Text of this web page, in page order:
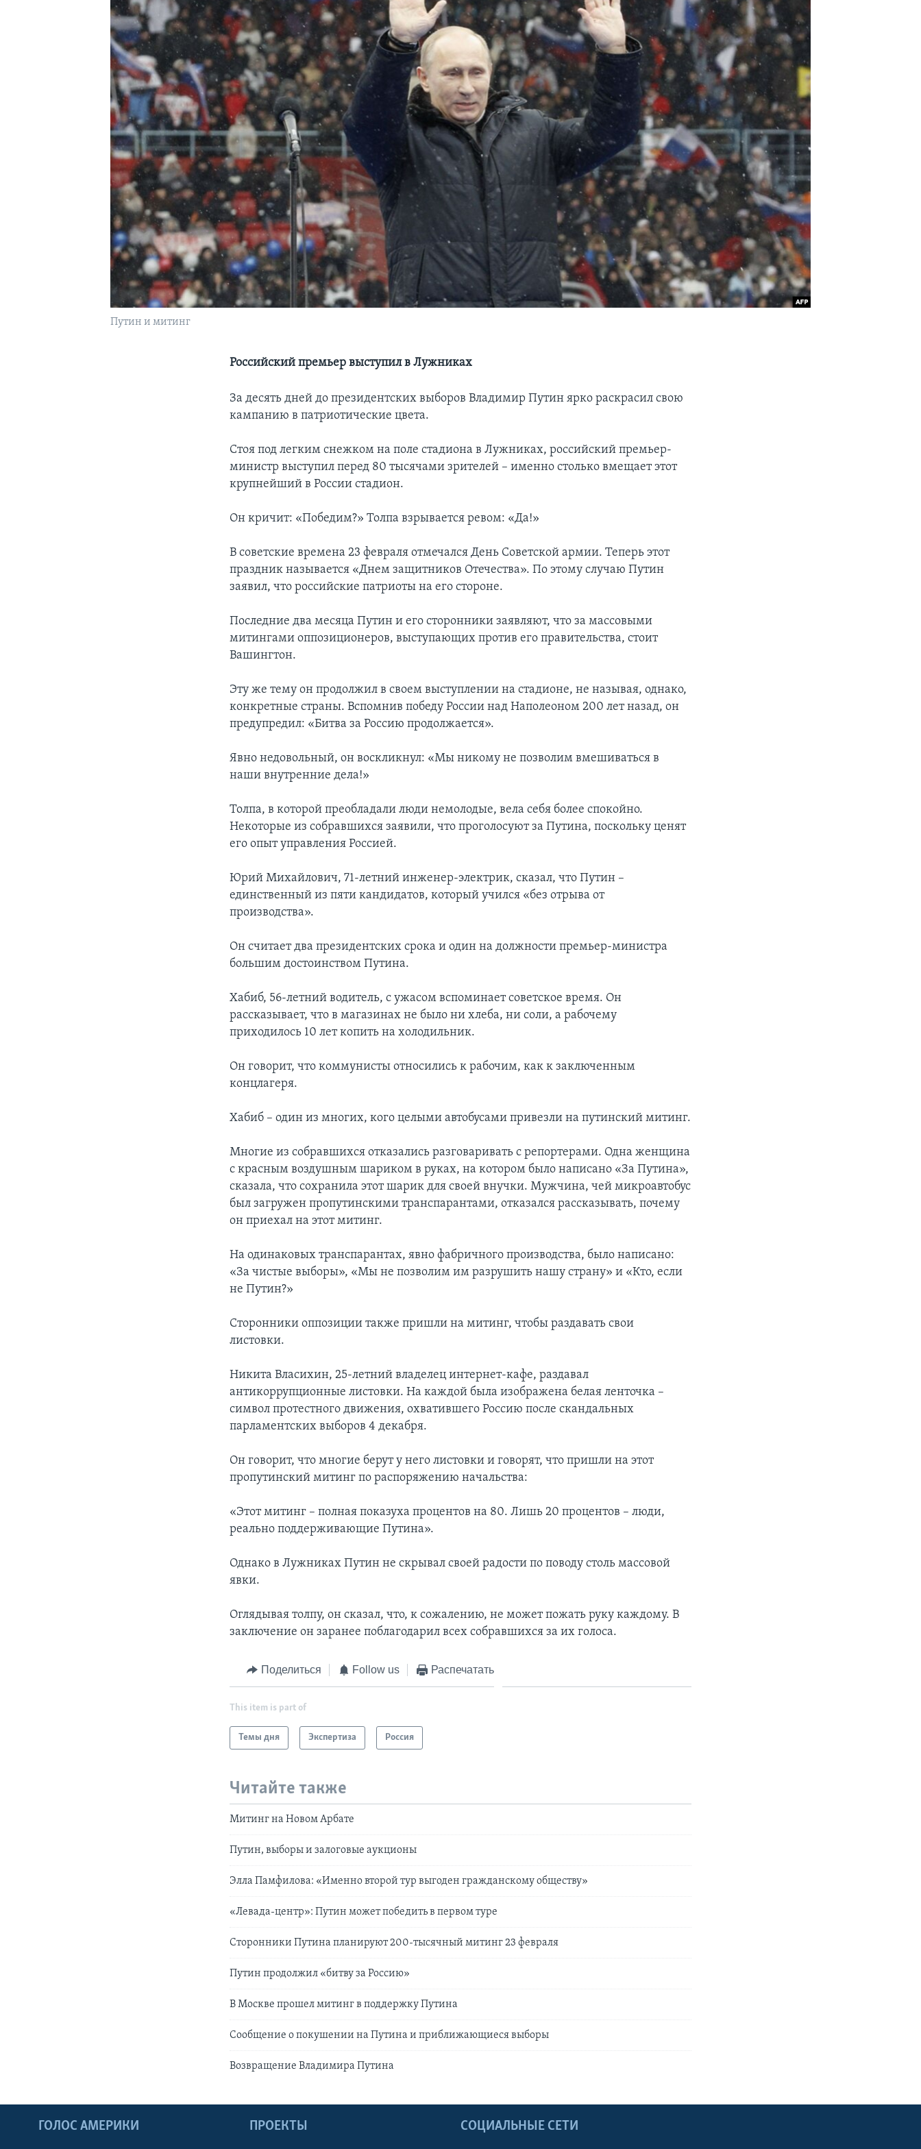
Путин и митинг
Российский премьер выступил в Лужниках
За десять дней до президентских выборов Владимир Путин ярко раскрасил свою
кампанию в патриотические цвета.
Стоя под легким снежком на поле стадиона в Лужниках, российский премьер-
министр выступил перед 80 тысячами зрителей – именно столько вмещает этот
крупнейший в России стадион.
Он кричит: «Победим?» Толпа взрывается ревом: «Да!»
В советские времена 23 февраля отмечался День Советской армии. Теперь этот
праздник называется «Днем защитников Отечества». По этому случаю Путин
заявил, что российские патриоты на его стороне.
Последние два месяца Путин и его сторонники заявляют, что за массовыми
митингами оппозиционеров, выступающих против его правительства, стоит
Вашингтон.
Эту же тему он продолжил в своем выступлении на стадионе, не называя, однако,
конкретные страны. Вспомнив победу России над Наполеоном 200 лет назад, он
предупредил: «Битва за Россию продолжается».
Явно недовольный, он воскликнул: «Мы никому не позволим вмешиваться в
наши внутренние дела!»
Толпа, в которой преобладали люди немолодые, вела себя более спокойно.
Некоторые из собравшихся заявили, что проголосуют за Путина, поскольку ценят
его опыт управления Россией.
Юрий Михайлович, 71-летний инженер-электрик, сказал, что Путин –
единственный из пяти кандидатов, который учился «без отрыва от
производства».
Он считает два президентских срока и один на должности премьер-министра
большим достоинством Путина.
Хабиб, 56-летний водитель, с ужасом вспоминает советское время. Он
рассказывает, что в магазинах не было ни хлеба, ни соли, а рабочему
приходилось 10 лет копить на холодильник.
Он говорит, что коммунисты относились к рабочим, как к заключенным
концлагеря.
Хабиб – один из многих, кого целыми автобусами привезли на путинский митинг.
Многие из собравшихся отказались разговаривать с репортерами. Одна женщина
с красным воздушным шариком в руках, на котором было написано «За Путина»,
сказала, что сохранила этот шарик для своей внучки. Мужчина, чей микроавтобус
был загружен пропутинскими транспарантами, отказался рассказывать, почему
он приехал на этот митинг.
На одинаковых транспарантах, явно фабричного производства, было написано:
«За чистые выборы», «Мы не позволим им разрушить нашу страну» и «Кто, если
не Путин?»
Сторонники оппозиции также пришли на митинг, чтобы раздавать свои
листовки.
Никита Власихин, 25-летний владелец интернет-кафе, раздавал
антикоррупционные листовки. На каждой была изображена белая ленточка –
символ протестного движения, охватившего Россию после скандальных
парламентских выборов 4 декабря.
Он говорит, что многие берут у него листовки и говорят, что пришли на этот
пропутинский митинг по распоряжению начальства:
«Этот митинг – полная показуха процентов на 80. Лишь 20 процентов – люди,
реально поддерживающие Путина».
Однако в Лужниках Путин не скрывал своей радости по поводу столь массовой
явки.
Оглядывая толпу, он сказал, что, к сожалению, не может пожать руку каждому. В
заключение он заранее поблагодарил всех собравшихся за их голоса.
Поделиться Follow us Распечатать
This item is part of
Темы дня Экспертиза Россия
Читайте также
Митинг на Новом Арбате
Путин, выборы и залоговые аукционы
Элла Памфилова: «Именно второй тур выгоден гражданскому обществу»
«Левада-центр»: Путин может победить в первом туре
Сторонники Путина планируют 200-тысячный митинг 23 февраля
Путин продолжил «битву за Россию»
В Москве прошел митинг в поддержку Путина
Сообщение о покушении на Путина и приближающиеся выборы
Возвращение Владимира Путина
СОЦИАЛЬНЫЕ СЕТИ
ГОЛОС АМЕРИКИ ПРОЕКТЫ